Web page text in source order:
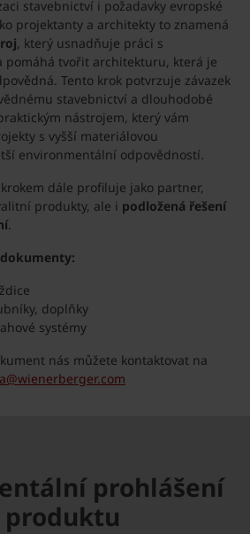
stavebnictví i požadavky evropské
projektanty a architekty to znamená
, který usnadňuje práci s
pomáhá tvořit architekturu, která je
Tento krok potvrzuje závazek
stavebnictví a dlouhodobé
nástrojem, který vám
s vyšší materiálovou
environmentální odpovědností.
dále profiluje jako partner,
produkty, ale i podložená řešení
.
doplňky
systémy
nás můžete kontaktovat na
prohlášení
produktu